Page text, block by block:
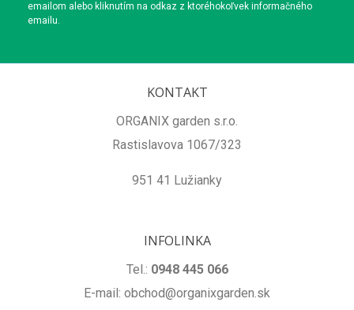
emailom alebo kliknutím na odkaz z ktoréhokoľvek informačného
emailu.
KONTAKT
ORGANIX garden s.r.o.
Rastislavova 1067/323
951 41 Lužianky
INFOLINKA
Tel.: 0948 445 066
E-mail: obchod@organixgarden.sk